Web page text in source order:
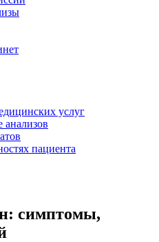
услуг
анализов
пациента
симптомы,